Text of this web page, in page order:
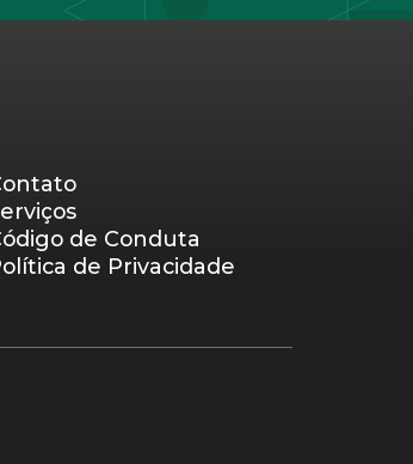
de Conduta
de Privacidade